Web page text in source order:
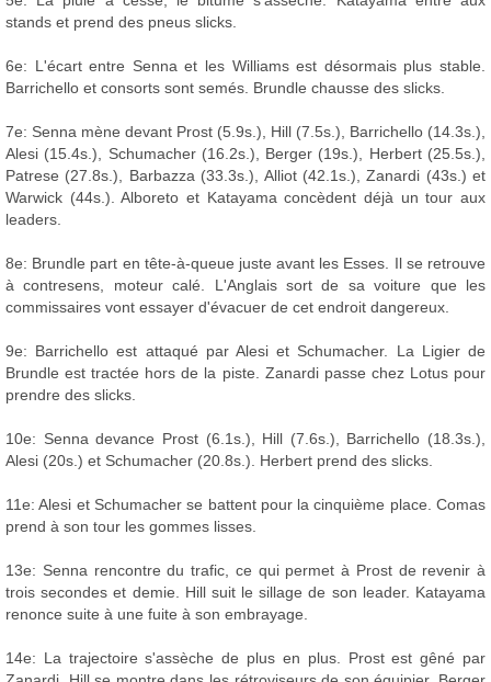
stands et prend des pneus slicks.
6e: L'écart entre Senna et les Williams est désormais plus stable.
Barrichello et consorts sont semés. Brundle chausse des slicks.
7e: Senna mène devant Prost (5.9s.), Hill (7.5s.), Barrichello (14.3s.),
Alesi (15.4s.), Schumacher (16.2s.), Berger (19s.), Herbert (25.5s.),
Patrese (27.8s.), Barbazza (33.3s.), Alliot (42.1s.), Zanardi (43s.) et
Warwick (44s.). Alboreto et Katayama concèdent déjà un tour aux
leaders.
8e: Brundle part en tête-à-queue juste avant les Esses. Il se retrouve
à contresens, moteur calé. L'Anglais sort de sa voiture que les
commissaires vont essayer d'évacuer de cet endroit dangereux.
9e: Barrichello est attaqué par Alesi et Schumacher. La Ligier de
Brundle est tractée hors de la piste. Zanardi passe chez Lotus pour
prendre des slicks.
10e: Senna devance Prost (6.1s.), Hill (7.6s.), Barrichello (18.3s.),
Alesi (20s.) et Schumacher (20.8s.). Herbert prend des slicks.
11e: Alesi et Schumacher se battent pour la cinquième place. Comas
prend à son tour les gommes lisses.
13e: Senna rencontre du trafic, ce qui permet à Prost de revenir à
trois secondes et demie. Hill suit le sillage de son leader. Katayama
renonce suite à une fuite à son embrayage.
14e: La trajectoire s'assèche de plus en plus. Prost est gêné par